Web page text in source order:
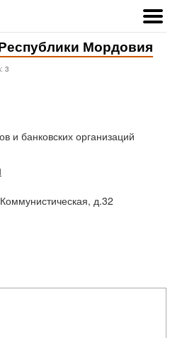
Мордовия
3
и банковских организаций
д.32